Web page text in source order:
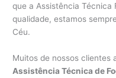
que a Assistência Técnica
qualidade, estamos
Céu.
Muitos de nossos clientes
Assistência Técnica de